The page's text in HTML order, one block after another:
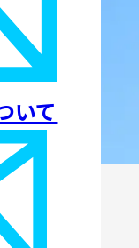
いて